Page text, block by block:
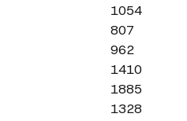
1054
807
962
1410
1885
1328